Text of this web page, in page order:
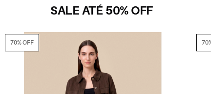
SALE ATÉ 50% OFF
70% OFF